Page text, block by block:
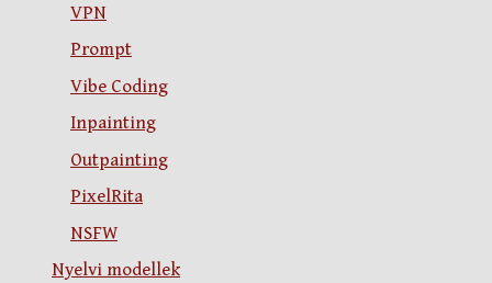
VPN
Prompt
Vibe Coding
Inpainting
Outpainting
PixelRita
NSFW
Nyelvi modellek